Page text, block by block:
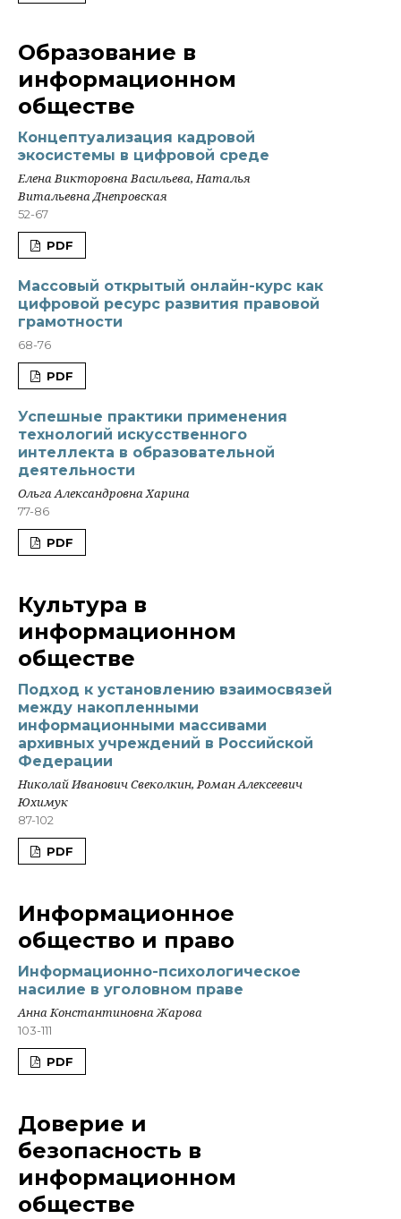
Образование в
информационном
обществе
Концептуализация кадровой
экосистемы в цифровой среде
Елена Викторовна Васильева, Наталья
Витальевна Днепровская
52-67
PDF
Массовый открытый онлайн-курс как
цифровой ресурс развития правовой
грамотности
68-76
PDF
Успешные практики применения
технологий искусственного
интеллекта в образовательной
деятельности
Ольга Александровна Харина
77-86
PDF
Культура в
информационном
обществе
Подход к установлению взаимосвязей
между накопленными
информационными массивами
архивных учреждений в Российской
Федерации
Николай Иванович Свеколкин, Роман Алексеевич
Юхимук
87-102
PDF
Информационное
общество и право
Информационно-психологическое
насилие в уголовном праве
Анна Константиновна Жарова
103-111
PDF
Доверие и
безопасность в
информационном
обществе